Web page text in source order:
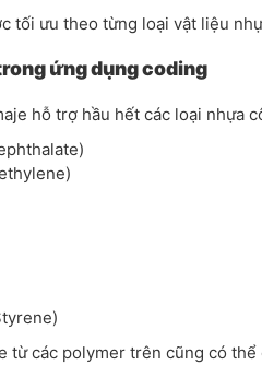
tối ưu theo từng loại vật liệu
ứng dụng coding
hỗ trợ hầu hết các loại nhựa
từ các polymer trên cũng có